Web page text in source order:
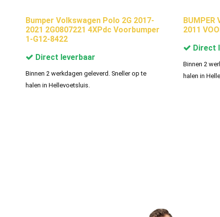
Bumper Volkswagen Polo 2G 2017-
2021 2G0807221 4XPdc Voorbumper
1-G12-8422
Direct leverbaar
Binnen 2 werkdagen geleverd. Sneller op te
halen in Hellevoetsluis.
BUMPER
2011
Direct
Binnen 2
halen in